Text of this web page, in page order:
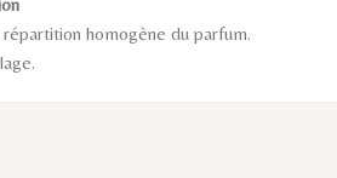
homogène du parfum.